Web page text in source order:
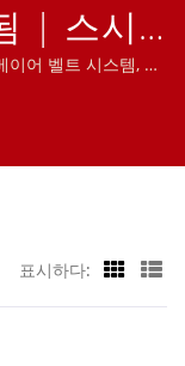
| 스시
식 배달
어 벨트 시스템, 회
주문 시스템, 디스
표시하다: